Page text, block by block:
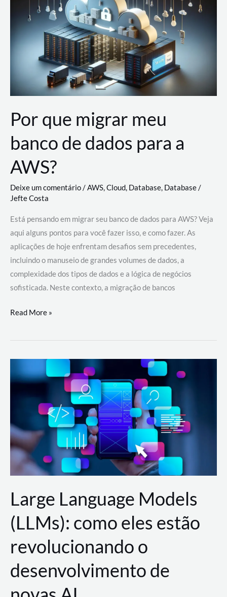
AWS
Por que migrar meu
banco de dados para a
AWS?
Deixe um comentário/AWS,Cloud, Database, Database/
Jefte Costa
Está pensando em migrar seu banco de dados para AWS? Veja
aqui alguns pontos para você fazer isso, e como fazer. As
aplicações de hoje enfrentam desafios sem precedentes,
incluindo o manuseio de grandes volumes de dados, a
complexidade dos tipos de dados e a lógica de negócios
sofisticada. Neste contexto, a migração de bancos
Por
migrar
de
a
AWS?
Read More »
Large Language Models
(LLMs): como eles estão
revolucionando o
desenvolvimento de